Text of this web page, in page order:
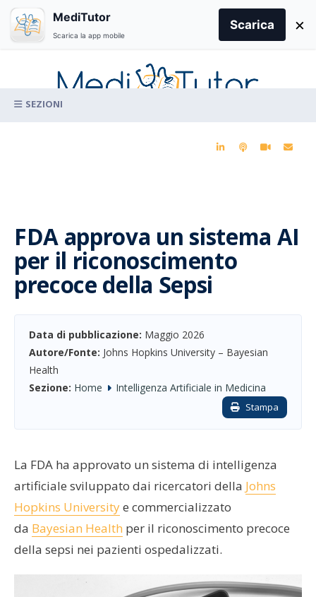
content
FDA approva un sistema AI
per il riconoscimento
precoce della Sepsi
Data di pubblicazione: Maggio 2026
Autore/Fonte: Johns Hopkins University – Bayesian
Health
Sezione: Home Intelligenza Artificiale in Medicina
Stampa
La FDA ha approvato un sistema di intelligenza
artificiale sviluppato dai ricercatori della Johns
Hopkins Universitye commercializzato
da Bayesian Health per il riconoscimento precoce
della sepsi nei pazienti ospedalizzati.
for:
MediTutor
Scarica la app mobile
Scarica ×